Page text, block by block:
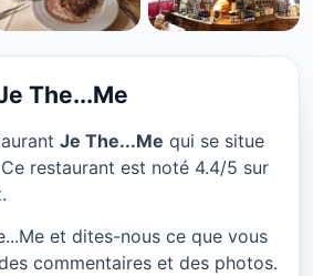
à Paris
The...Me
Je The...Me qui se situe
restaurant est noté 4.4/5 sur
et dites-nous ce que vous
commentaires et des photos.